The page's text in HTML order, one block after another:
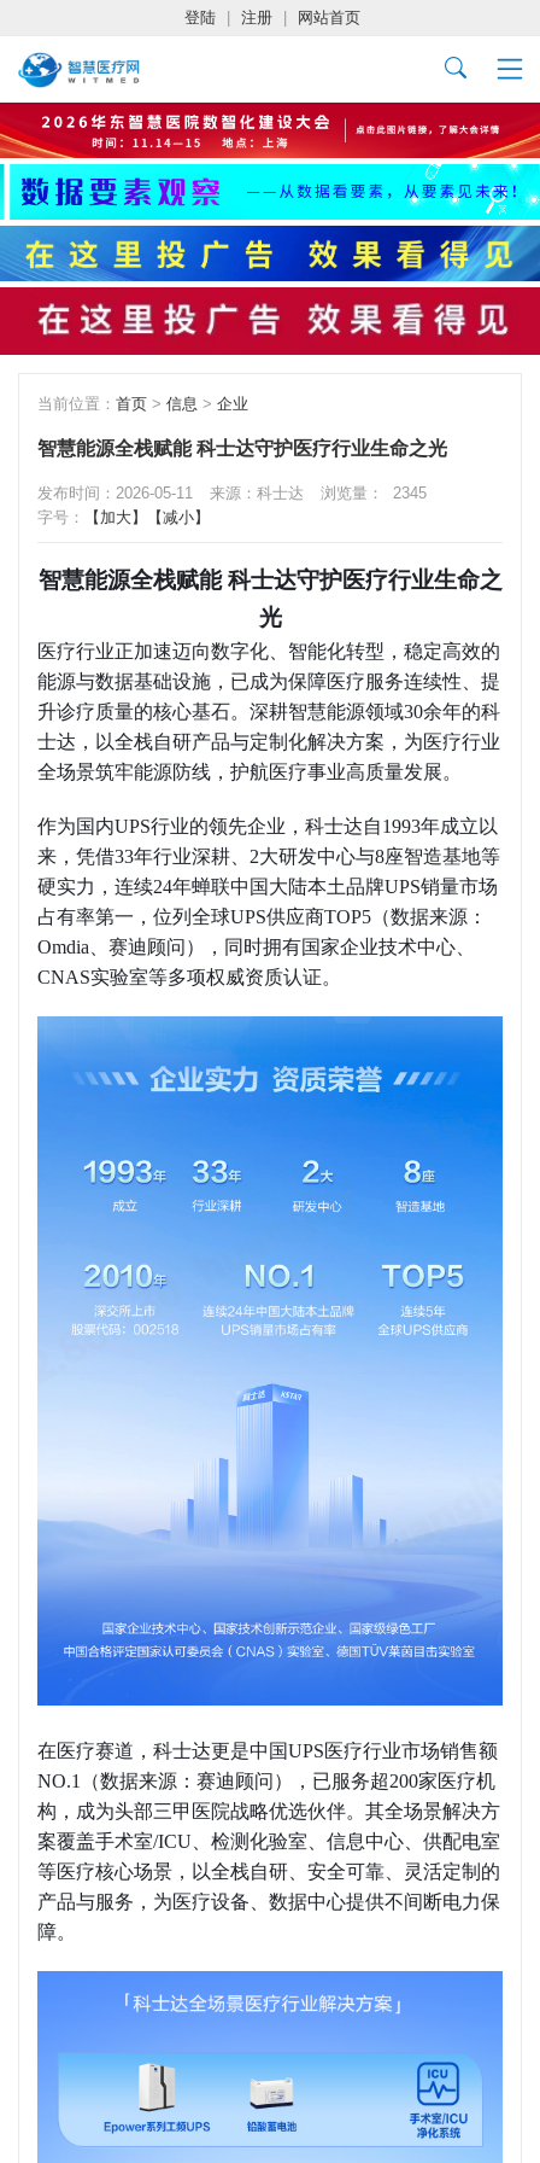
登陆 注册 网站首页
当前位置： 首页 > 信息 > 企业
智慧能源全栈赋能 科士达守护医疗行业生命之光
发布时间：2026-05-11 来源：科士达 浏览量：
2345
字号：
【加大】 【减小】
智慧能源全栈赋能 科士达守护医疗行业生命之
光
医疗行业正加速迈向数字化、智能化转型，稳定高效的
能源与数据基础设施，已成为保障医疗服务连续性、提
升诊疗质量的核心基石。深耕智慧能源领域30余年的科
士达，以全栈自研产品与定制化解决方案，为医疗行业
全场景筑牢能源防线，护航医疗事业高质量发展。
作为国内UPS行业的领先企业，科士达自1993年成立以
来，凭借33年行业深耕、2大研发中心与8座智造基地等
硬实力，连续24年蝉联中国大陆本土品牌UPS销量市场
占有率第一，位列全球UPS供应商TOP5 （数据来源：
Omdia、赛迪顾问），同时拥有国家企业技术中心、
CNAS实验室等多项权威资质认证。
在医疗赛道，科士达更是中国UPS医疗行业市场销售额
NO.1（数据来源：赛迪顾问），已服务超200家医疗机
构，成为头部三甲医院战略优选伙伴。其全场景解决方
案覆盖手术室/ICU、检测化验室、信息中心、供配电室
等医疗核心场景，以全栈自研、安全可靠、灵活定制的
产品与服务，为医疗设备、数据中心提供不间断电力保
障。